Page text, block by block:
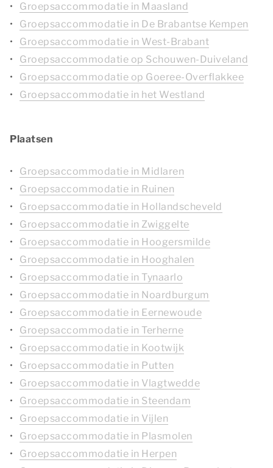
Groepsaccommodatie in Maasland
Groepsaccommodatie in De Brabantse Kempen
Groepsaccommodatie in West-Brabant
Groepsaccommodatie op Schouwen-Duiveland
Groepsaccommodatie op Goeree-Overflakkee
Groepsaccommodatie in het Westland
Plaatsen
Groepsaccommodatie in Midlaren
Groepsaccommodatie in Ruinen
Groepsaccommodatie in Hollandscheveld
Groepsaccommodatie in Zwiggelte
Groepsaccommodatie in Hoogersmilde
Groepsaccommodatie in Hooghalen
Groepsaccommodatie in Tynaarlo
Groepsaccommodatie in Noardburgum
Groepsaccommodatie in Eernewoude
Groepsaccommodatie in Terherne
Groepsaccommodatie in Kootwijk
Groepsaccommodatie in Putten
Groepsaccommodatie in Vlagtwedde
Groepsaccommodatie in Steendam
Groepsaccommodatie in Vijlen
Groepsaccommodatie in Plasmolen
Groepsaccommodatie in Herpen